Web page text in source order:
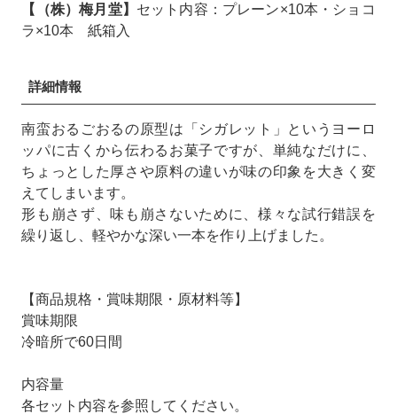
【（株）梅月堂】 セット内容：プレーン×10本・ショコ
ラ×10本 紙箱入
詳細情報
南蛮おるごおるの原型は「シガレット」というヨーロ
ッパに古くから伝わるお菓子ですが、単純なだけに、
ちょっとした厚さや原料の違いが味の印象を大きく変
えてしまいます。
形も崩さず、味も崩さないために、様々な試行錯誤を
繰り返し、軽やかな深い一本を作り上げました。
【商品規格・賞味期限・原材料等】
賞味期限
冷暗所で60日間
内容量
各セット内容を参照してください。